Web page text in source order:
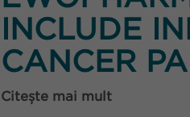
INCLUDE
CANCER
Citește mai mult